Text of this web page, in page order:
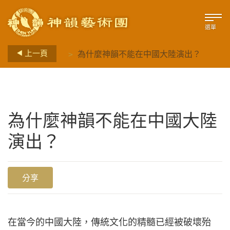
選單
上一頁 > 為什麼神韻不能在中國大陸演出？
為什麼神韻不能在中國大陸
演出？
分享
在當今的中國大陸，傳統文化的精髓已經被破壞殆